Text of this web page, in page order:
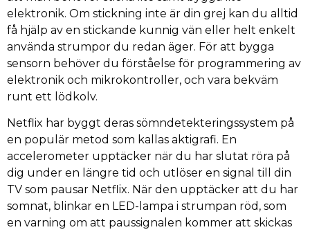
elektronik. Om stickning inte är din grej kan du alltid
få hjälp av en stickande kunnig vän eller helt enkelt
använda strumpor du redan äger. För att bygga
sensorn behöver du förståelse för programmering av
elektronik och mikrokontroller, och vara bekväm
runt ett lödkolv.
Netflix har byggt deras sömndetekteringssystem på
en populär metod som kallas aktigrafi. En
accelerometer upptäcker när du har slutat röra på
dig under en längre tid och utlöser en signal till din
TV som pausar Netflix. När den upptäcker att du har
somnat, blinkar en LED-lampa i strumpan röd, som
en varning om att paussignalen kommer att skickas